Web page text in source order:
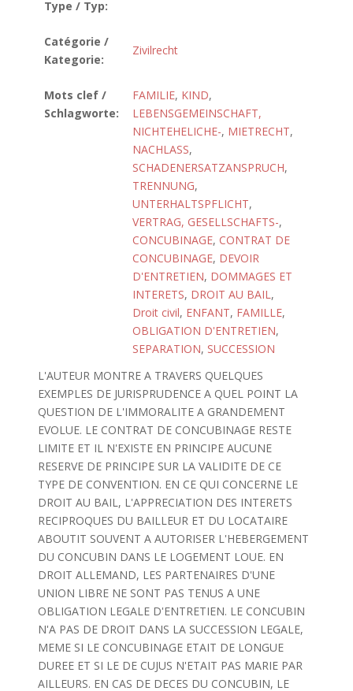
Type / Typ:
Catégorie /
Kategorie:
Zivilrecht
Mots clef /
Schlagworte:
FAMILIE, KIND,
LEBENSGEMEINSCHAFT,
NICHTEHELICHE-, MIETRECHT,
NACHLASS,
SCHADENERSATZANSPRUCH,
TRENNUNG,
UNTERHALTSPFLICHT,
VERTRAG, GESELLSCHAFTS-,
CONCUBINAGE, CONTRAT DE
CONCUBINAGE, DEVOIR
D'ENTRETIEN, DOMMAGES ET
INTERETS, DROIT AU BAIL,
Droit civil, ENFANT, FAMILLE,
OBLIGATION D'ENTRETIEN,
SEPARATION, SUCCESSION
L'AUTEUR MONTRE A TRAVERS QUELQUES
EXEMPLES DE JURISPRUDENCE A QUEL POINT LA
QUESTION DE L'IMMORALITE A GRANDEMENT
EVOLUE. LE CONTRAT DE CONCUBINAGE RESTE
LIMITE ET IL N'EXISTE EN PRINCIPE AUCUNE
RESERVE DE PRINCIPE SUR LA VALIDITE DE CE
TYPE DE CONVENTION. EN CE QUI CONCERNE LE
DROIT AU BAIL, L'APPRECIATION DES INTERETS
RECIPROQUES DU BAILLEUR ET DU LOCATAIRE
ABOUTIT SOUVENT A AUTORISER L'HEBERGEMENT
DU CONCUBIN DANS LE LOGEMENT LOUE. EN
DROIT ALLEMAND, LES PARTENAIRES D'UNE
UNION LIBRE NE SONT PAS TENUS A UNE
OBLIGATION LEGALE D'ENTRETIEN. LE CONCUBIN
N'A PAS DE DROIT DANS LA SUCCESSION LEGALE,
MEME SI LE CONCUBINAGE ETAIT DE LONGUE
DUREE ET SI LE DE CUJUS N'ETAIT PAS MARIE PAR
AILLEURS. EN CAS DE DECES DU CONCUBIN, LE